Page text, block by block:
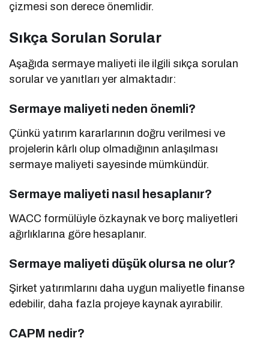
çizmesi son derece önemlidir.
Sıkça Sorulan Sorular
Aşağıda sermaye maliyeti ile ilgili sıkça sorulan
sorular ve yanıtları yer almaktadır:
Sermaye maliyeti neden önemli?
Çünkü yatırım kararlarının doğru verilmesi ve
projelerin kârlı olup olmadığının anlaşılması
sermaye maliyeti sayesinde mümkündür.
Sermaye maliyeti nasıl hesaplanır?
WACC formülüyle özkaynak ve borç maliyetleri
ağırlıklarına göre hesaplanır.
Sermaye maliyeti düşük olursa ne olur?
Şirket yatırımlarını daha uygun maliyetle finanse
edebilir, daha fazla projeye kaynak ayırabilir.
CAPM nedir?